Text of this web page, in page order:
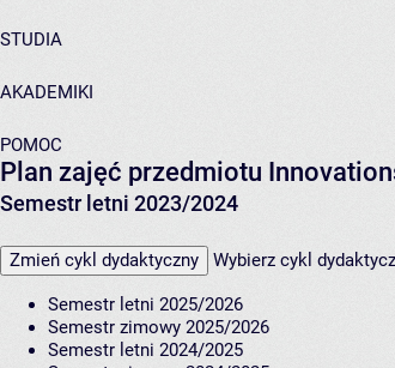
STUDIA
AKADEMIKI
POMOC
Plan zajęć przedmiotu
Semestr letni 2023/2024
Zmień cykl dydaktyczny Wybierz cykl
Semestr letni 2025/2026
Semestr zimowy 2025/2026
Semestr letni 2024/2025